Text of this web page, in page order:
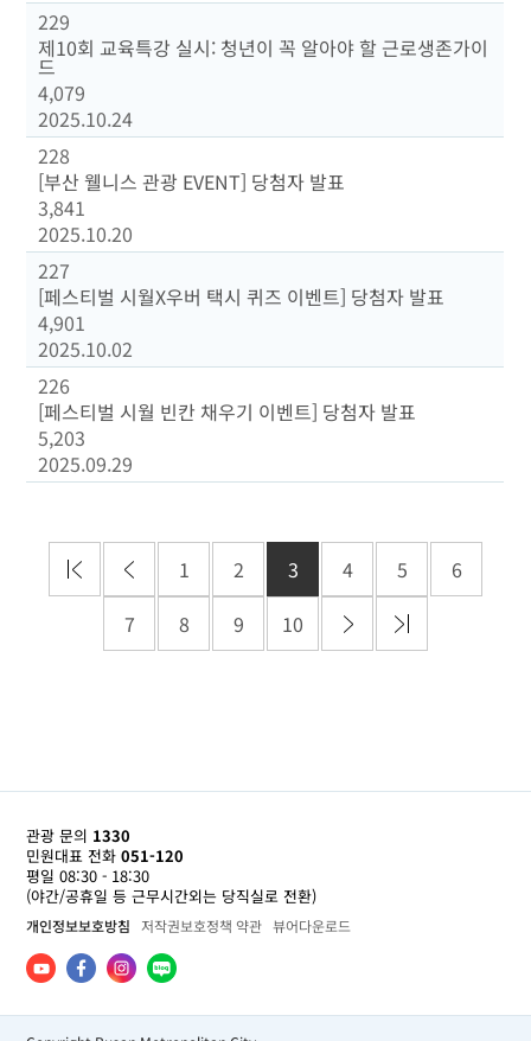
229
제10회 교육특강 실시: 청년이 꼭 알아야 할 근로생존가이
드
4,079
2025.10.24
228
[부산 웰니스 관광 EVENT] 당첨자 발표
3,841
2025.10.20
227
[페스티벌 시월X우버 택시 퀴즈 이벤트] 당첨자 발표
4,901
2025.10.02
226
[페스티벌 시월 빈칸 채우기 이벤트] 당첨자 발표
5,203
2025.09.29
1 2 3 4 5
6
7
8 9 10
관광 문의 1330
민원대표 전화 051-120
평일 08:30 - 18:30
(야간/공휴일 등 근무시간외는 당직실로 전환)
개인정보보호방침 저작권보호정책 약관 뷰어다운로드